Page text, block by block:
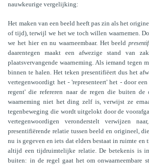
nauwkeurige vergelijking:
Het maken van een beeld heeft pas zin als het
of tijd), terwijl we het we toch willen waarnemen.
we het hier en nu waarneembaar. Het beeld
daarentegen maakt een afwezige stand van
plaatsvervangende waarneming. Als iemand
binnen te halen. Het teken presentifiëert dus het
vertegenwoordigt het - 'representeert' het - door
regent' die refereren naar de regen die buiten de
waarneming niet het ding zelf is, verwijst ze
tegenbeweging die wordt uitgelokt door de
vertegenwoordigen veronderstelt verwijzen
presentifiërende relatie tussen beeld en origineel,
nu is gegeven en iets dat elders bestaat in ruimte
altijd een tijdruimtelijke relatie. De betekenis is
buiten: in de regel gaat het om onwaarneembare